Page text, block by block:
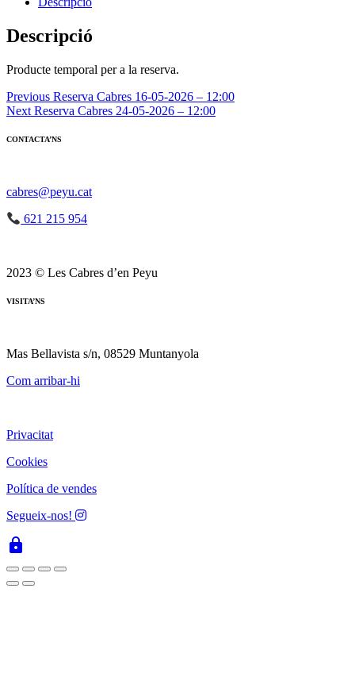
17-
05-
-
Descripció
Producte temporal per a la reserva.
Navegació
d'entrades
Previous Reserva Cabres 16-05-2026 – 12:00
Next Reserva Cabres 24-05-2026 – 12:00
CONTACTA’NS
cabres@peyu.cat
621 215 954
2023 © Les Cabres d’en Peyu
VISITA’NS
Mas Bellavista s/n, 08529 Muntanyola
Com arribar-hi
Privacitat
Cookies
Política de vendes
Segueix-nos!
lock